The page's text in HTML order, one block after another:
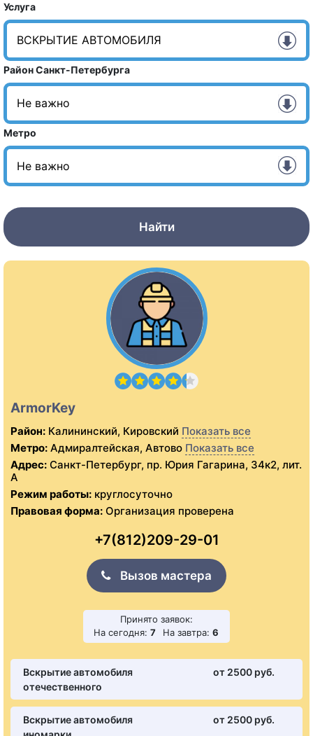
Услуга
Район Санкт-Петербурга
Метро
Найти
ArmorKey
Район: Калининский, Кировский Показать все
Метро: Адмиралтейская, Автово Показать все
Адрес: Санкт-Петербург, пр. Юрия Гагарина, 34к2, лит.
А
Режим работы: круглосуточно
Правовая форма: Организация проверена
+7(812)209-29-01
Вызов мастера
Принято заявок:
На сегодня: 7 На завтра: 6
Вскрытие автомобиля
отечественного
от 2500 pуб.
Вскрытие автомобиля
от 2500 pуб.